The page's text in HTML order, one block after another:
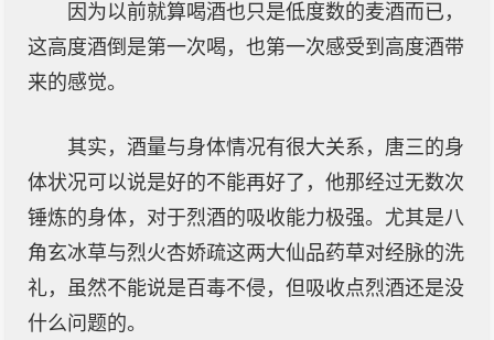
因为以前就算喝酒也只是低度数的麦酒而已，
这高度酒倒是第一次喝，也第一次感受到高度酒带
来的感觉。
其实，酒量与身体情况有很大关系，唐三的身
体状况可以说是好的不能再好了，他那经过无数次
锤炼的身体，对于烈酒的吸收能力极强。尤其是八
角玄冰草与烈火杏娇疏这两大仙品药草对经脉的洗
礼，虽然不能说是百毒不侵，但吸收点烈酒还是没
什么问题的。